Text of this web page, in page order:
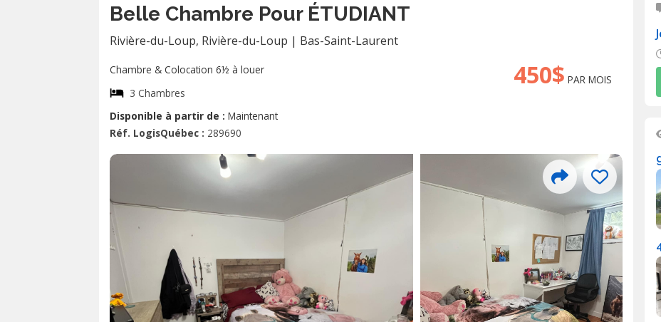
Belle Chambre Pour ÉTUDIANT
Rivière-du-Loup, Rivière-du-Loup | Bas-Saint-Laurent
450$ PAR MOIS
Chambre & Colocation 6½ à louer
3 Chambres
Disponible à partir de : Maintenant
Réf. LogisQuébec : 289690